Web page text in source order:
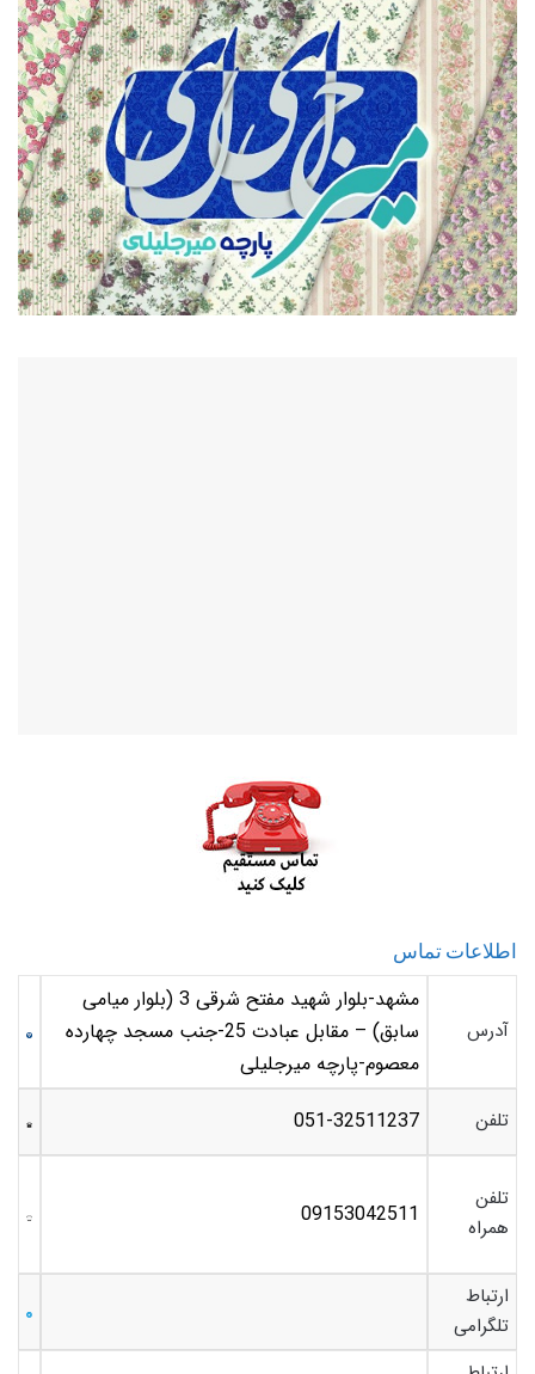
اطلاعات تماس
آدرس
مشهد-بلوار شهید مفتح شرقی 3 (بلوار میامی
سابق) – مقابل عبادت 25-جنب مسجد چهارده
معصوم-پارچه میرجلیلی
تلفن 051-32511237
تلفن
همراه
09153042511
ارتباط
تلگرامی